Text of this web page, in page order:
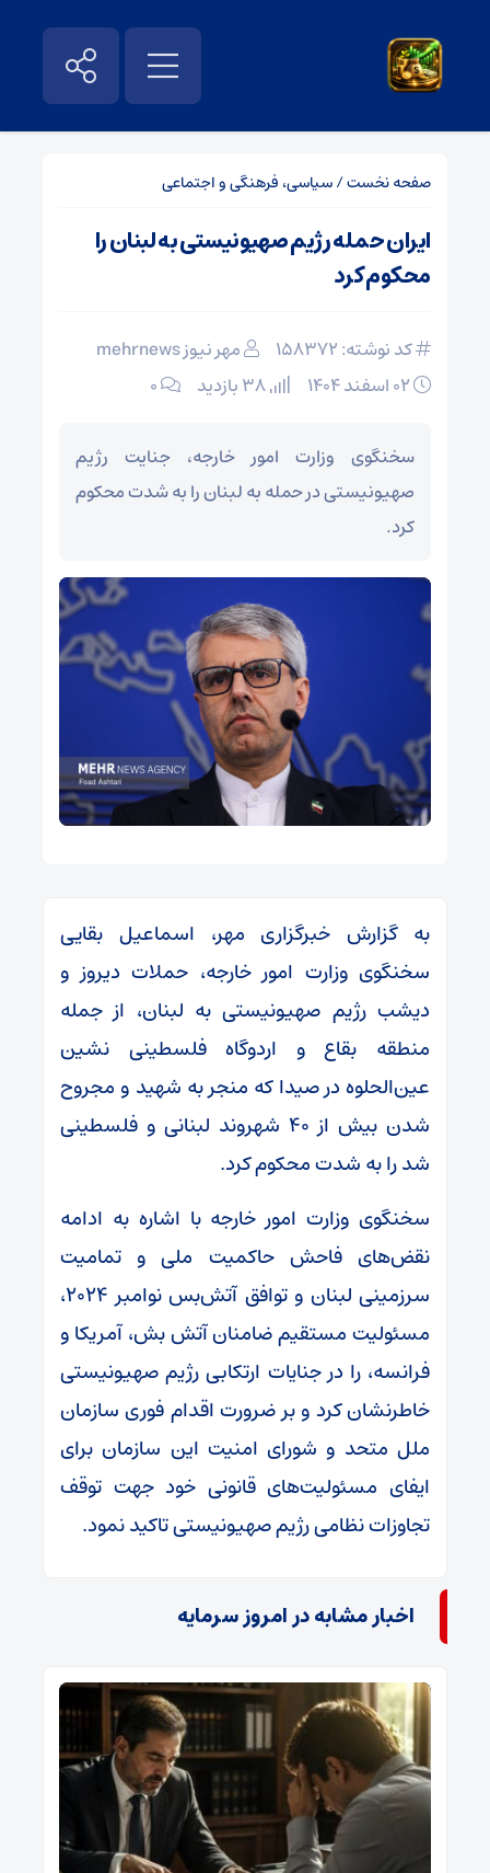
صفحه نخست/سیاسی، فرهنگی و اجتماعی
ایران حمله رژیم صهیونیستی به لبنان را
محکوم کرد
کد نوشته: 158372
مهر نیوز mehrnews
۰
سخنگوی وزارت امور خارجه، جنایت رژیم
صهیونیستی در حمله به لبنان را به شدت محکوم
کرد.
به گزارش خبرگزاری مهر، اسماعیل بقایی
سخنگوی وزارت امور خارجه، حملات دیروز و
دیشب رژیم صهیونیستی به لبنان، از جمله
منطقه بقاع و اردوگاه فلسطینی‌ نشین
عین‌الحلوه در صیدا که منجر به شهید و مجروح
شدن بیش از ۴۰ شهروند لبنانی و فلسطینی
شد را به شدت محکوم کرد.
سخنگوی وزارت امور خارجه با اشاره به ادامه
نقض‌های فاحش حاکمیت ملی و تمامیت
سرزمینی لبنان و توافق آتش‌بس نوامبر ۲۰۲۴،
مسئولیت مستقیم ضامنان آتش بش، آمریکا و
فرانسه، را در جنایات ارتکابی رژیم صهیونیستی
خاطرنشان کرد و بر ضرورت اقدام فوری سازمان
ملل متحد و شورای امنیت این سازمان برای
ایفای مسئولیت‌های قانونی خود جهت توقف
تجاوزات نظامی رژیم صهیونیستی تاکید نمود.
اخبار مشابه در امروز سرمایه